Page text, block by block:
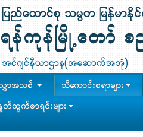
ာအသစ်
သိကောင်းစရာများ
တ်ထွက်စာရင်းများ